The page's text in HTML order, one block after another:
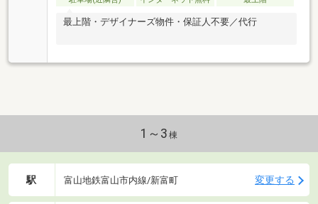
最上階・デザイナーズ物件・保証人不要／代行
1～3 棟
駅 富山地鉄富山市内線/新富町 変更する